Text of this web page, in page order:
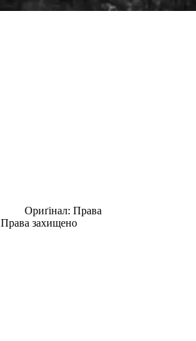
Ориґінал: Права
Права захищено